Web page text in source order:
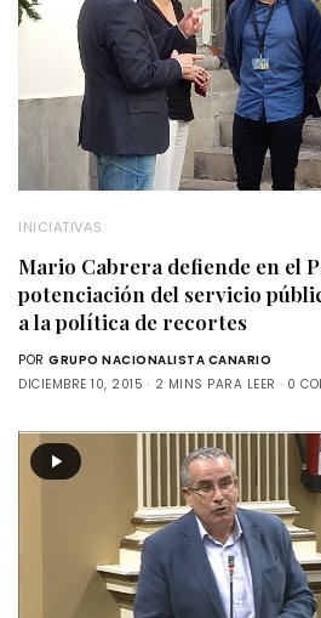
INICIATIVAS
Mario Cabrera defiende en el
potenciación del servicio
a la política de recortes
POR GRUPO NACIONALISTA CANARIO
DICIEMBRE 10, 2015
2 MINS PARA LEER 0